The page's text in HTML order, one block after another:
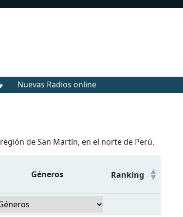
Nuevas Radios online
de San Martín, en el norte de Perú.
Géneros Ranking